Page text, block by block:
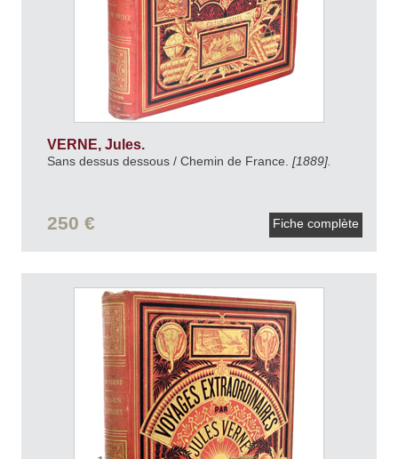
VERNE, Jules.
Sans dessus dessous / Chemin de France. [1889].
250 € Fiche complète